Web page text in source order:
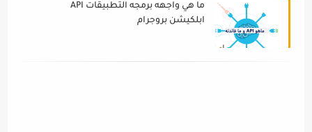
ما هي واجهه برمجه التطبيقات API
ابلكيشن بروجرام